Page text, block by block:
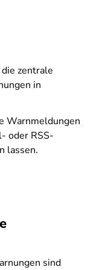
zentrale
in
Warnmeldungen
oder RSS-
lassen.
sind